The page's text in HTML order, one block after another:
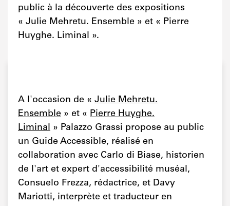
public à la découverte des expositions
« Julie Mehretu. Ensemble » et « Pierre
Huyghe. Liminal ».
A l'occasion de « Julie Mehretu.
Ensemble » et « Pierre Huyghe.
Liminal » Palazzo Grassi propose au public
un Guide Accessible, réalisé en
collaboration avec Carlo di Biase, historien
de l'art et expert d'accessibilité muséal,
Consuelo Frezza, rédactrice, et Davy
Mariotti, interprète et traducteur en